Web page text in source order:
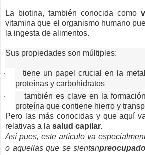
La biotina, también conocida como
vitamina que el organismo humano
la ingesta de alimentos.
Sus propiedades son múltiples:
·
tiene un papel crucial en la
proteínas y carbohidratos
·
también es clave en la
proteína que contiene hierro y
Pero las más conocidas y que aquí
relativas a la salud capilar.
Así pues, este artículo va
o aquellas que se sientan